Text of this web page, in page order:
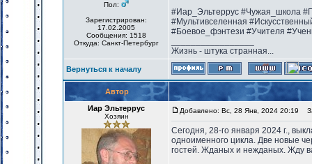
Пол:
Зарегистрирован:
17.02.2005
Сообщения: 1518
Откуда: Санкт-Петербург
#Иар_Эльтеррус #Чужая_школа
#Мультивселенная
#Боевое_фэнтези #Учителя
Жизнь - штука странная...
Вернуться к началу
Автор
Иар Эльтеррус
Хозяин
Добавлено: Вс, 28 Янв, 2024 20:19
Сегодня, 28-го января 2024 г.,
одноименного цикла. Две новые
гостей. Жданых и нежданых. Жду